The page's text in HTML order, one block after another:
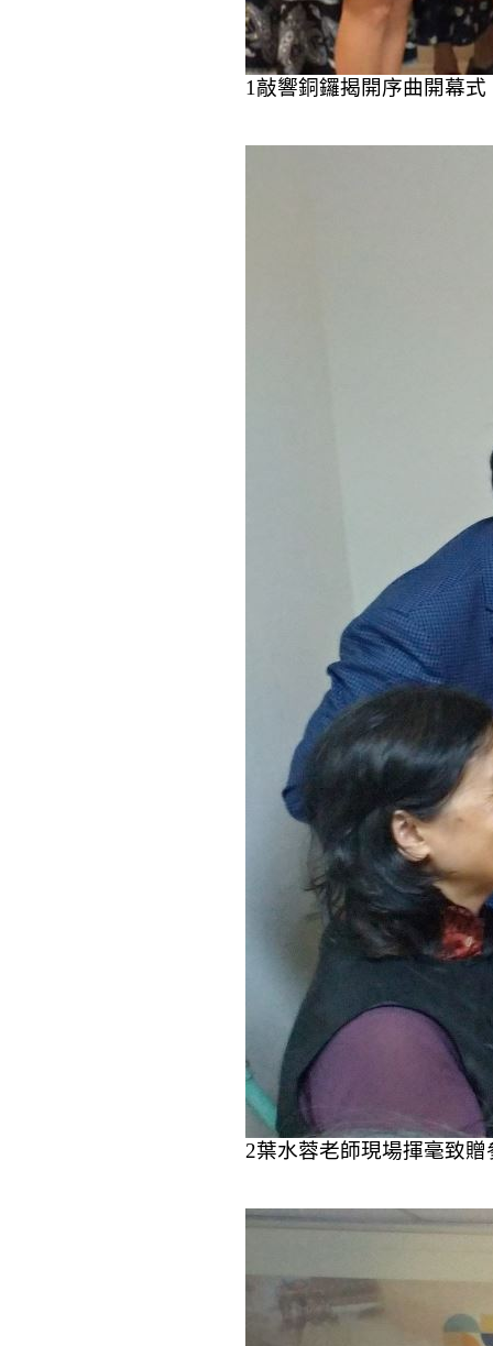
1敲響銅鑼揭開序曲開幕式
2葉水蓉老師現場揮毫致贈